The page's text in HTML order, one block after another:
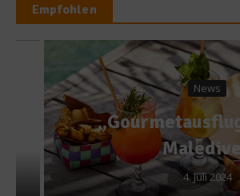
Empfohlen
News
„Gourmetausflug“
Malediven
4. Juli 2024